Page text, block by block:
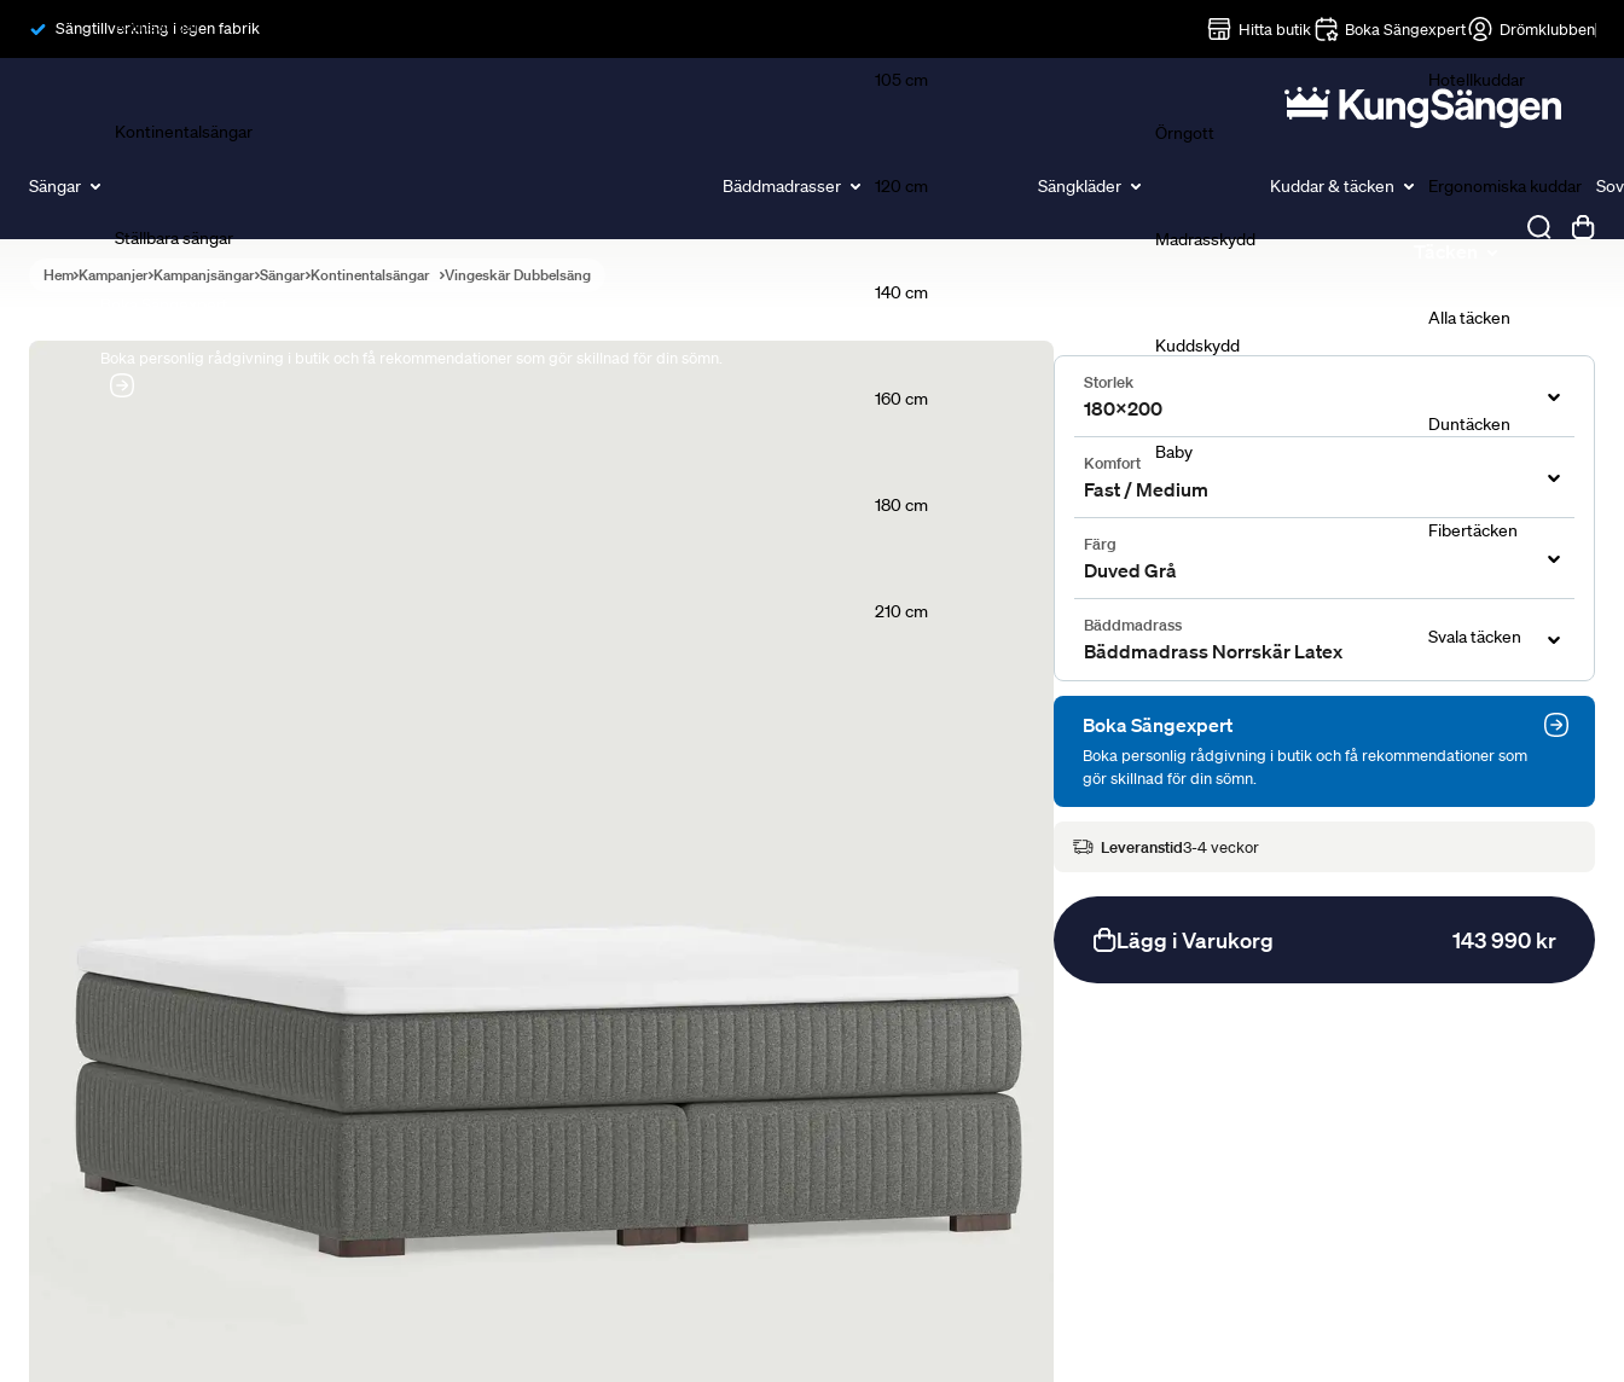
Sängtillverkning i egen fabrik Hitta butik Boka Sängexpert Drömklubben
Sängar
Ramsängar
Kontinentalsängar
Ställbara sängar
Boka personlig rådgivning i butik och få rekommendationer som gör skillnad för din sömn.
Bäddmadrasser
105 cm
120 cm
140 cm
160 cm
180 cm
210 cm
Sängkläder
Örngott
Madrasskydd
Kuddskydd
Baby
Kuddar & täcken
Hotellkuddar
Ergonomiska kuddar
Alla täcken
Duntäcken
Fibertäcken
Svala täcken
Hem Kampanjer Kampanjsängar Sängar Kontinentalsängar Vingeskär Dubbelsäng
Storlek
180x200
Komfort
Fast / Medium
Färg
Duved Grå
Bäddmadrass
Bäddmadrass Norrskär Latex
Boka Sängexpert
Boka personlig rådgivning i butik och få rekommendationer som
gör skillnad för din sömn.
Leveranstid3-4 veckor
Lägg i Varukorg 143 990 kr